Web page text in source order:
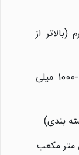
گرم (بالاتر از
: 1000-1200 میلی